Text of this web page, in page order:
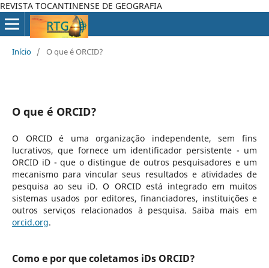
REVISTA TOCANTINENSE DE GEOGRAFIA
Início / O que é ORCID?
O que é ORCID?
O ORCID é uma organização independente, sem fins
lucrativos, que fornece um identificador persistente - um
ORCID iD - que o distingue de outros pesquisadores e um
mecanismo para vincular seus resultados e atividades de
pesquisa ao seu iD. O ORCID está integrado em muitos
sistemas usados por editores, financiadores, instituições e
outros serviços relacionados à pesquisa. Saiba mais em
orcid.org.
Como e por que coletamos iDs ORCID?